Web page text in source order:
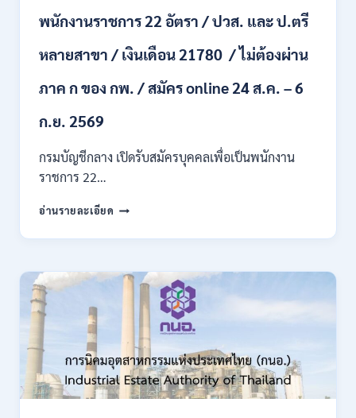
ชีพ
ค่า
พิเศษ
22
พนักงานราชการ 22 อัตรา / ปวส. และ ป.ตรี
หลายสาขา / เงินเดือน 21780 / ไม่ต้องผ่าน
ภาค ก ของ กพ. / สมัคร online 24 ส.ค. – 6
ก.ย. 2569
กรมบัญชีกลาง เปิดรับสมัครบุคคลเพื่อเป็นพนักงาน
ราชการ 22…
อ่านรายละเอียด กรม
กลาง
รับ
สมัคร
พนักงาน
ราชการ
22
อัตรา